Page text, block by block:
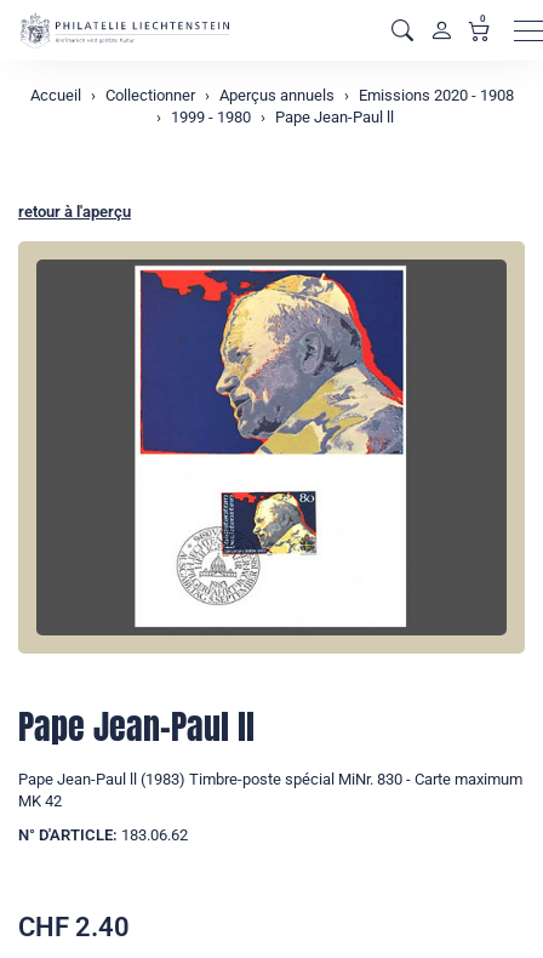
0
Accueil Collectionner Aperçus annuels
Emissions 2020 - 1908
1999 - 1980
Pape Jean-Paul ll
retour à l'aperçu
Pape Jean-Paul ll
Pape Jean-Paul ll (1983) Timbre-poste spécial MiNr. 830 - Carte maximum
MK 42
N° D'ARTICLE: 183.06.62
CHF 2.40